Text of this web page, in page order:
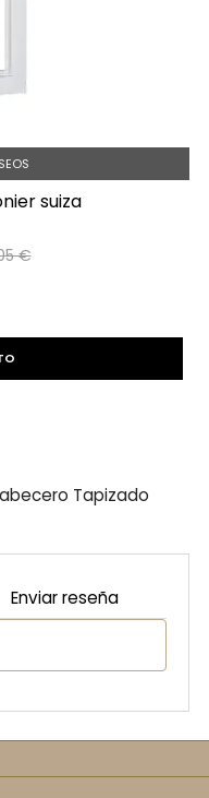
suiza
€
Tapizado
Enviar reseña